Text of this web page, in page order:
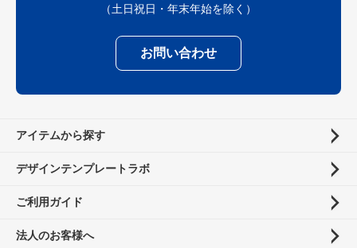
（土日祝日・年末年始を除く）
お問い合わせ
アイテムから探す
デザインテンプレートラボ
ご利用ガイド
法人のお客様へ